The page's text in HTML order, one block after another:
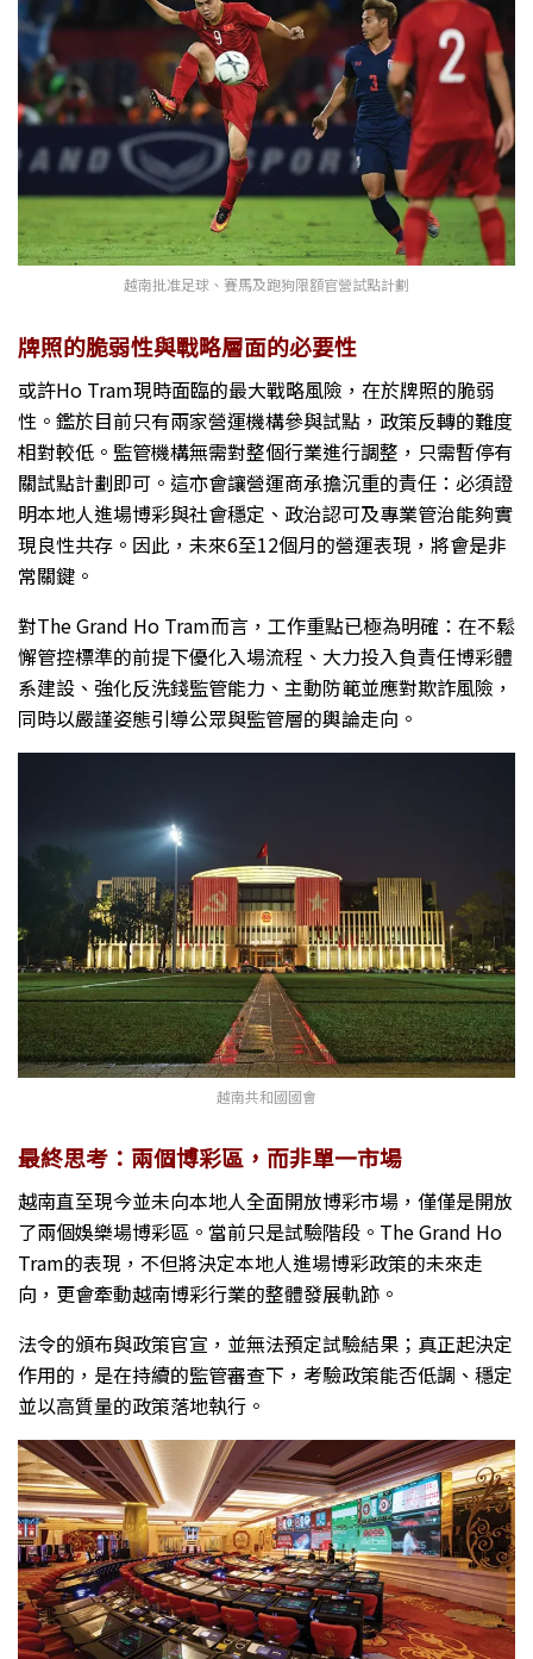
越南批准足球、賽馬及跑狗限額官營試點計劃
牌照的脆弱性與戰略層面的必要性
或許Ho Tram現時面臨的最大戰略風險，在於牌照的脆弱
性。鑑於目前只有兩家營運機構參與試點，政策反轉的難度
相對較低。監管機構無需對整個行業進行調整，只需暫停有
關試點計劃即可。這亦會讓營運商承擔沉重的責任：必須證
明本地人進場博彩與社會穩定、政治認可及專業管治能夠實
現良性共存。因此，未來6至12個月的營運表現，將會是非
常關鍵。
對The Grand Ho Tram而言，工作重點已極為明確：在不鬆
懈管控標準的前提下優化入場流程、大力投入負責任博彩體
系建設、強化反洗錢監管能力、主動防範並應對欺詐風險，
同時以嚴謹姿態引導公眾與監管層的輿論走向。
越南共和國國會
最終思考：兩個博彩區，而非單一市場
越南直至現今並未向本地人全面開放博彩市場，僅僅是開放
了兩個娛樂場博彩區。當前只是試驗階段。The Grand Ho
Tram的表現，不但將決定本地人進場博彩政策的未來走
向，更會牽動越南博彩行業的整體發展軌跡。
法令的頒布與政策官宣，並無法預定試驗結果；真正起決定
作用的，是在持續的監管審查下，考驗政策能否低調、穩定
並以高質量的政策落地執行。